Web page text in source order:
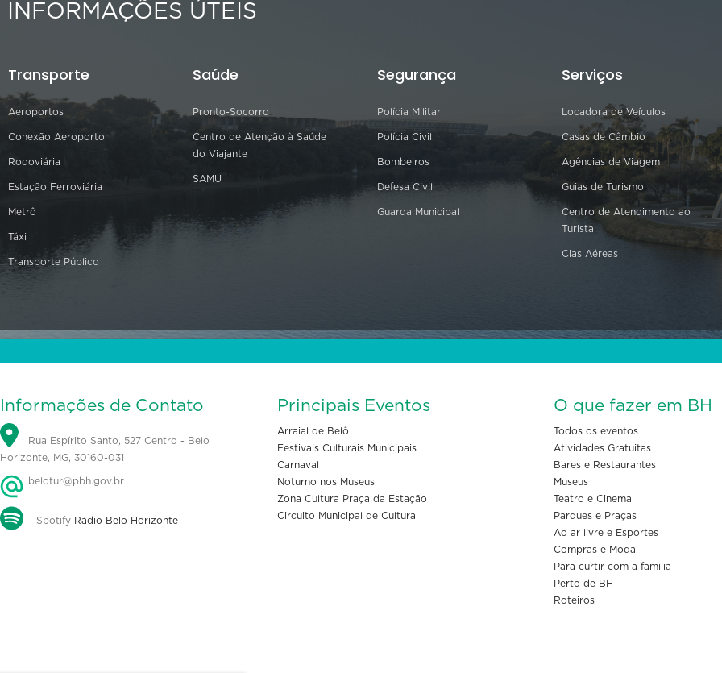
INFORMAÇÕES ÚTEIS
Transporte
Aeroportos
Conexão Aeroporto
Rodoviária
Estação Ferroviária
Metrô
Táxi
Transporte Público
Saúde
Pronto-Socorro
Centro de Atenção à Saúde
do Viajante
SAMU
Segurança
Polícia Militar
Polícia Civil
Bombeiros
Defesa Civil
Guarda Municipal
Serviços
Locadora de Veículos
Casas de Câmbio
Agências de Viagem
Guias de Turismo
Centro de Atendimento ao
Turista
Cias Aéreas
Informações de Contato
Rua Espírito Santo, 527 Centro - Belo
Horizonte, MG, 30160-031
belotur@pbh.gov.br
Spotify Rádio Belo Horizonte
Principais Eventos
Arraial de Belô
Festivais Culturais Municipais
Carnaval
Noturno nos Museus
Zona Cultura Praça da Estação
Circuito Municipal de Cultura
O que fazer em BH
Todos os eventos
Atividades Gratuitas
Bares e Restaurantes
Museus
Teatro e Cinema
Parques e Praças
Ao ar livre e Esportes
Compras e Moda
Para curtir com a familia
Perto de BH
Roteiros